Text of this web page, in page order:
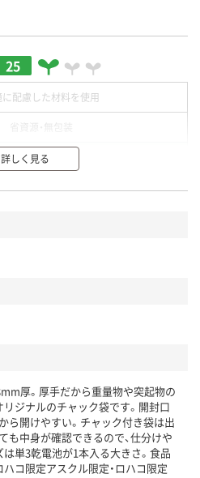
25
に配慮した材料を使用
サイクルしやすい設計
す。下記商品詳細「
加点項目
」で確認できます。
詳しく見る
厚。厚手だから重量物や突起物の
ジナルのチャック袋です。開封口
ら開けやすい。チャック付き袋は出
も中身が確認できるので、仕分けや
は単3乾電池が1本入る大きさ。食品
コ限定アスクル限定・ロハコ限定